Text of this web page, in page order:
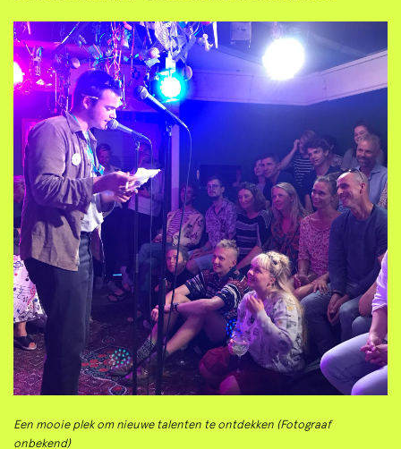
Een mooie plek om nieuwe talenten te ontdekken (Fotograaf
onbekend)